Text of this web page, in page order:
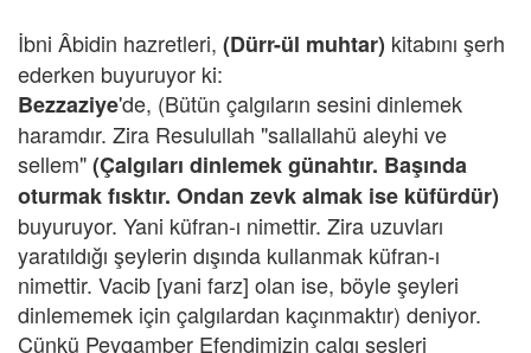
İbni Âbidin hazretleri, (Dürr-ül muhtar) kitabını şerh
ederken buyuruyor ki:
Bezzaziye'de, (Bütün çalgıların sesini dinlemek
haramdır. Zira Resulullah "sallallahü aleyhi ve
sellem"(Çalgıları dinlemek günahtır. Başında
oturmak fısktır. Ondan zevk almak ise küfürdür)
buyuruyor. Yani küfran-ı nimettir. Zira uzuvları
yaratıldığı şeylerin dışında kullanmak küfran-ı
nimettir. Vacib [yani farz] olan ise, böyle şeyleri
dinlememek için çalgılardan kaçınmaktır) deniyor.
Çünkü Peygamber Efendimizin çalgı sesleri